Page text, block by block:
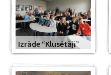
Izrāde “Klusētāji”